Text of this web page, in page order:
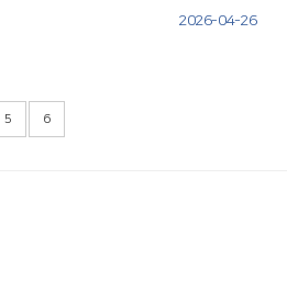
2026-04-26
5 6